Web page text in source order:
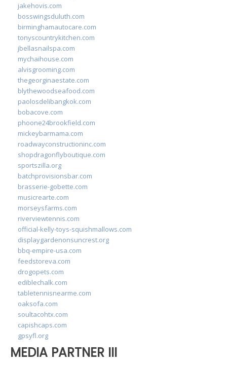
jakehovis.com
bosswingsduluth.com
birminghamautocare.com
tonyscountrykitchen.com
jbellasnailspa.com
mychaihouse.com
alvisgrooming.com
thegeorginaestate.com
blythewoodseafood.com
paolosdelibangkok.com
bobacove.com
phoone24brookfield.com
mickeybarmama.com
roadwayconstructioninc.com
shopdragonflyboutique.com
sportszilla.org
batchprovisionsbar.com
brasserie-gobette.com
musicrearte.com
morseysfarms.com
riverviewtennis.com
official-kelly-toys-squishmallows.com
displaygardenonsuncrest.org
bbq-empire-usa.com
feedstoreva.com
drogopets.com
ediblechalk.com
tabletennisnearme.com
oaksofa.com
soultacohtx.com
capishcaps.com
gpsyfl.org
MEDIA PARTNER III